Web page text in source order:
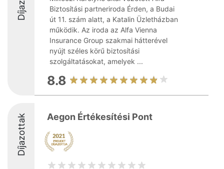
Biztosítási partneriroda Érden, a Budai
út 11. szám alatt, a Katalin Üzletházban
működik. Az iroda az Alfa Vienna
Insurance Group szakmai hátterével
nyújt széles körű biztosítási
szolgáltatásokat, amelyek ...
8.8
Díjazottak Aegon Értékesítési Pont